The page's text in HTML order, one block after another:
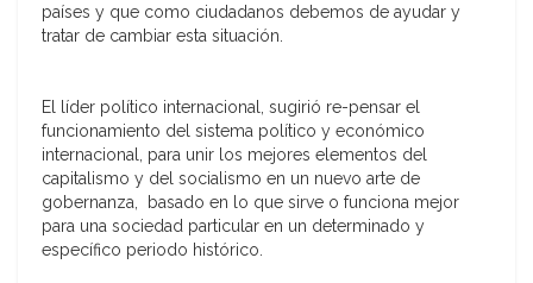
países y que como ciudadanos debemos de ayudar y
tratar de cambiar esta situación.
El líder político internacional, sugirió re-pensar el
funcionamiento del sistema político y económico
internacional, para unir los mejores elementos del
capitalismo y del socialismo en un nuevo arte de
gobernanza, basado en lo que sirve o funciona mejor
para una sociedad particular en un determinado y
específico periodo histórico.